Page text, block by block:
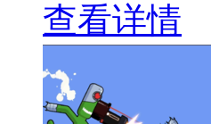
查看详情